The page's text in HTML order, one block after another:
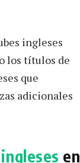
ingleses
los títulos de
que
adicionales
en